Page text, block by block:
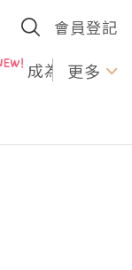
會員登記
成為U更多